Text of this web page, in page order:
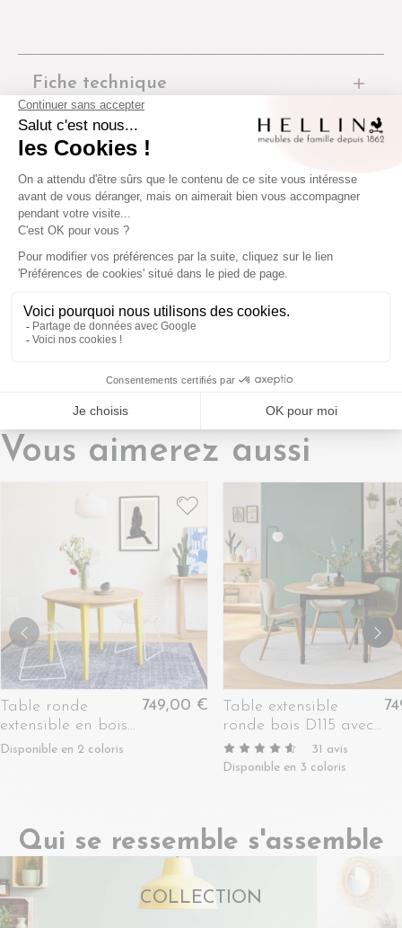
Fiche technique
Colis
Caractéristiques
Fiche de montage
Avis
Vous aimerez aussi
Table ronde
extensible en bois
4/6 places D115
Disponible en 2 coloris
749,00 €
Table extensible
ronde bois D115 avec 1
allonge et pieds
tournés - VICTORIA
31 avis
Disponible en 3 coloris
Qui se ressemble s'assemble
COLLECTION